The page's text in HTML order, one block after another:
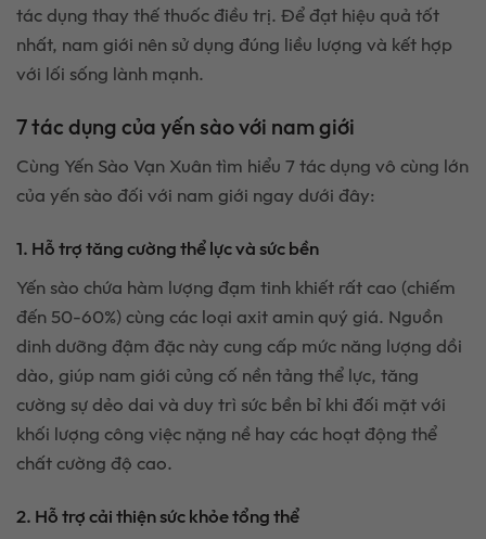
tác dụng thay thế thuốc điều trị. Để đạt hiệu quả tốt
nhất, nam giới nên sử dụng đúng liều lượng và kết hợp
với lối sống lành mạnh.
7 tác dụng của yến sào với nam giới
Cùng Yến Sào Vạn Xuân tìm hiểu 7 tác dụng vô cùng lớn
của yến sào đối với nam giới ngay dưới đây:
1. Hỗ trợ tăng cường thể lực và sức bền
Yến sào chứa hàm lượng đạm tinh khiết rất cao (chiếm
đến 50-60%) cùng các loại axit amin quý giá. Nguồn
dinh dưỡng đậm đặc này cung cấp mức năng lượng dồi
dào, giúp nam giới củng cố nền tảng thể lực, tăng
cường sự dẻo dai và duy trì sức bền bỉ khi đối mặt với
khối lượng công việc nặng nề hay các hoạt động thể
chất cường độ cao.
2. Hỗ trợ cải thiện sức khỏe tổng thể